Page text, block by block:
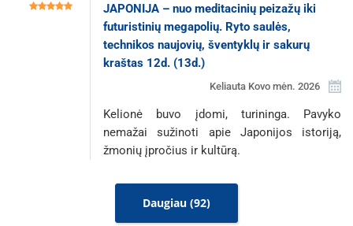
JAPONIJA – nuo meditacinių peizažų iki
futuristinių megapolių. Ryto saulės,
technikos naujovių, šventyklų ir sakurų
kraštas 12d. (13d.)
Keliauta Kovo mėn. 2026
Kelionė buvo įdomi, turininga. Pavyko
nemažai sužinoti apie Japonijos istoriją,
žmonių įpročius ir kultūrą.
Daugiau (92)